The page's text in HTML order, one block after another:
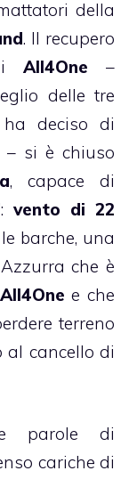
della
. Il recupero
diAll4One–
delle tre
ha deciso di
– si è chiuso
, capace di
vento di 22
barche, una
che è
All4Onee che
terreno
cancello di
parole di
cariche di